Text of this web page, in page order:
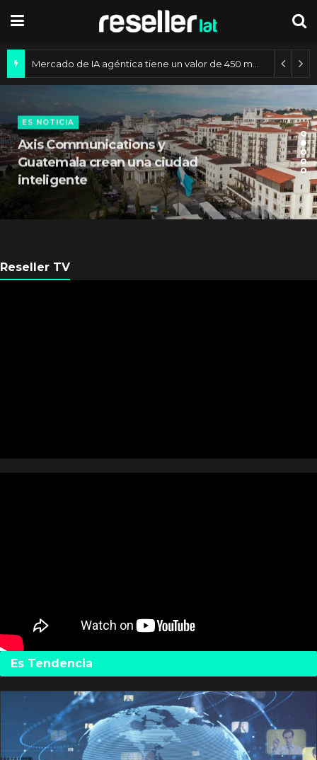
ES NOTICIA
Axis Communications y
Guatemala crean una ciudad
inteligente
Reseller TV
Es Tendencia